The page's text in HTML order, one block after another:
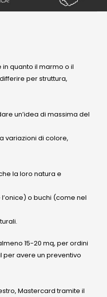
in quanto il marmo o il
per struttura,
un’idea di massima del
variazioni di colore,
la loro natura e
o buchi (come nel
15-20 mq, per ordini
per avere un preventivo
Mastercard tramite il